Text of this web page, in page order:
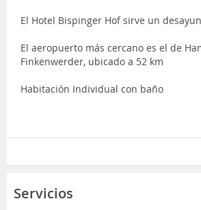
El Hotel Bispinger Hof sirve un
El aeropuerto más cercano es el de
Finkenwerder, ubicado a 52 km
Habitación Individual con baño
Servicios